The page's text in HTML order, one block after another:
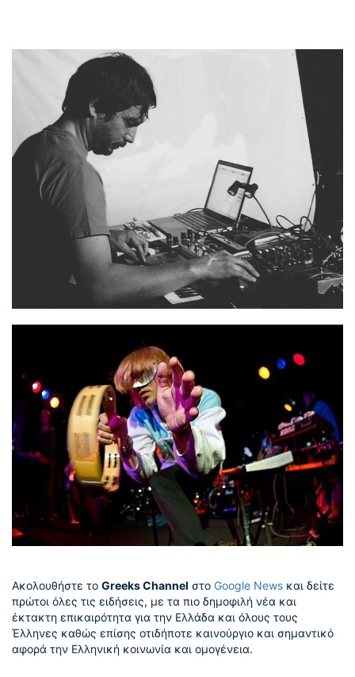
Ακολουθήστε το Greeks Channel στο Google News και δείτε
πρώτοι όλες τις ειδήσεις, με τα πιο δημοφιλή νέα και
έκτακτη επικαιρότητα για την Ελλάδα και όλους τους
Έλληνες καθώς επίσης οτιδήποτε καινούργιο και σημαντικό
αφορά την Ελληνική κοινωνία και ομογένεια.